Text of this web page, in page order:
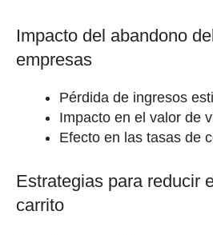
Impacto del abandono
empresas
Pérdida de ingresos
Impacto en el valor de
Efecto en las tasas de
Estrategias para reducir
carrito